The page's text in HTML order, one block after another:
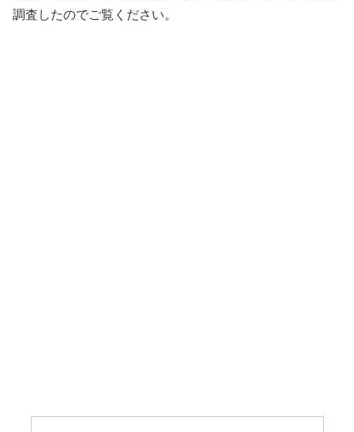
調査したのでご覧ください。